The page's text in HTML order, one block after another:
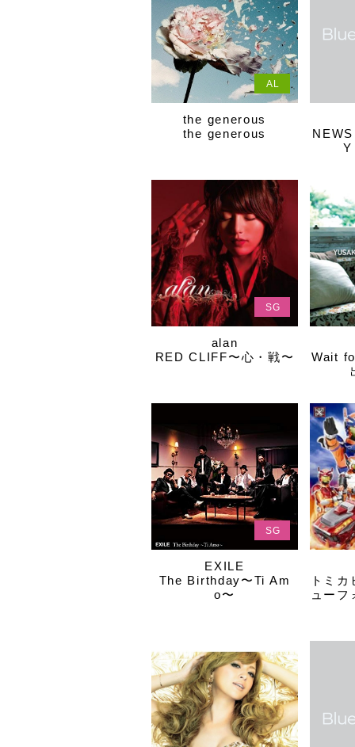
AL
the generous
the generous
Y
SG
alan
RED CLIFF〜心・戦〜
Wait
SG
EXILE
The Birthday〜Ti Am
o〜
トミ
ュー